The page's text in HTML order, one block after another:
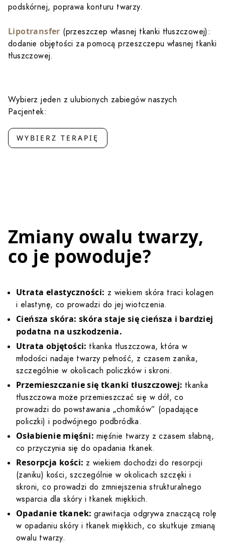
podskórnej, poprawa konturu twarzy.
Lipotransfer (przeszczep własnej tkanki tłuszczowej):
dodanie objętości za pomocą przeszczepu własnej tkanki
tłuszczowej.
Wybierz jeden z ulubionych zabiegów naszych
Pacjentek:
WYBIERZ TERAPIĘ
Zmiany owalu twarzy,
co je powoduje?
Utrata elastyczności: z wiekiem skóra traci kolagen
i elastynę, co prowadzi do jej wiotczenia.
Cieńsza skóra: skóra staje się cieńsza i bardziej
podatna na uszkodzenia.
Utrata objętości: tkanka tłuszczowa, która w
młodości nadaje twarzy pełność, z czasem zanika,
szczególnie w okolicach policzków i skroni.
Przemieszczanie się tkanki tłuszczowej: tkanka
tłuszczowa może przemieszczać się w dół, co
prowadzi do powstawania „chomików” (opadające
policzki) i podwójnego podbródka.
Osłabienie mięśni: mięśnie twarzy z czasem słabną,
co przyczynia się do opadania tkanek.
Resorpcja kości: z wiekiem dochodzi do resorpcji
(zaniku) kości, szczególnie w okolicach szczęki i
skroni, co prowadzi do zmniejszenia strukturalnego
wsparcia dla skóry i tkanek miękkich.
Opadanie tkanek: grawitacja odgrywa znaczącą rolę
w opadaniu skóry i tkanek miękkich, co skutkuje zmianą
owalu twarzy.